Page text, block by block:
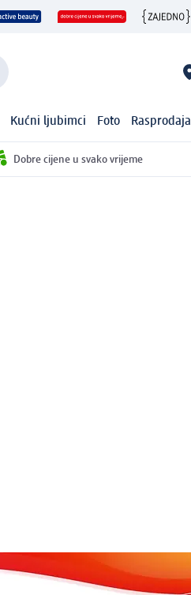
Kućni ljubimci Foto Rasprodaja
Dobre cijene u svako vrijeme